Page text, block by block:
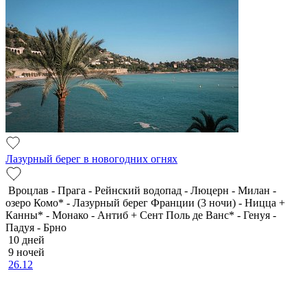
Лазурный берег в новогодних огнях
Вроцлав - Прага - Рейнский водопад - Люцерн - Милан -
озеро Комо* - Лазурный берег Франции (3 ночи) - Ницца +
Канны* - Монако - Антиб + Сент Поль де Ванс* - Генуя -
Падуя - Брно
10 дней
9 ночей
26.12